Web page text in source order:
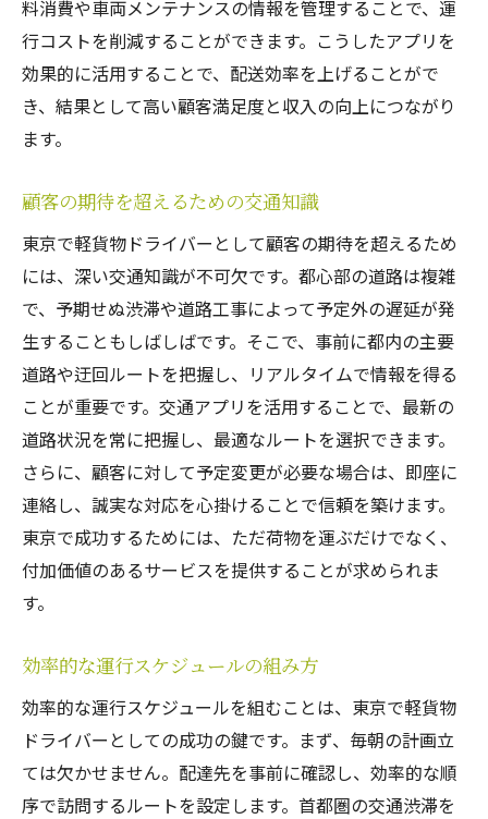
料消費や車両メンテナンスの情報を管理することで、運
行コストを削減することができます。こうしたアプリを
効果的に活用することで、配送効率を上げることがで
き、結果として高い顧客満足度と収入の向上につながり
ます。
顧客の期待を超えるための交通知識
東京で軽貨物ドライバーとして顧客の期待を超えるため
には、深い交通知識が不可欠です。都心部の道路は複雑
で、予期せぬ渋滞や道路工事によって予定外の遅延が発
生することもしばしばです。そこで、事前に都内の主要
道路や迂回ルートを把握し、リアルタイムで情報を得る
ことが重要です。交通アプリを活用することで、最新の
道路状況を常に把握し、最適なルートを選択できます。
さらに、顧客に対して予定変更が必要な場合は、即座に
連絡し、誠実な対応を心掛けることで信頼を築けます。
東京で成功するためには、ただ荷物を運ぶだけでなく、
付加価値のあるサービスを提供することが求められま
す。
効率的な運行スケジュールの組み方
効率的な運行スケジュールを組むことは、東京で軽貨物
ドライバーとしての成功の鍵です。まず、毎朝の計画立
ては欠かせません。配達先を事前に確認し、効率的な順
序で訪問するルートを設定します。首都圏の交通渋滞を